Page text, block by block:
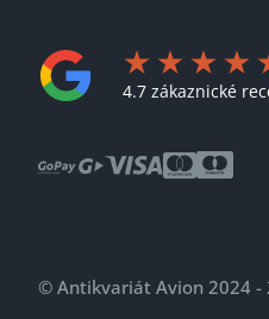
4.7 zákaznické
© Antikvariát Avion 2024 -